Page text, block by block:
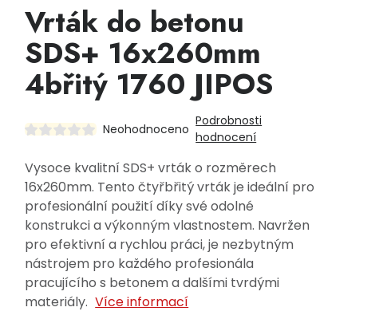
Vrták do betonu
SDS+ 16x260mm
4břitý 1760 JIPOS
Neohodnoceno
Podrobnosti
hodnocení
Vysoce kvalitní SDS+ vrták o rozměrech
16x260mm. Tento čtyřbřitý vrták je ideální pro
profesionální použití díky své odolné
konstrukci a výkonným vlastnostem. Navržen
pro efektivní a rychlou práci, je nezbytným
nástrojem pro každého profesionála
pracujícího s betonem a dalšími tvrdými
materiály. Více informací